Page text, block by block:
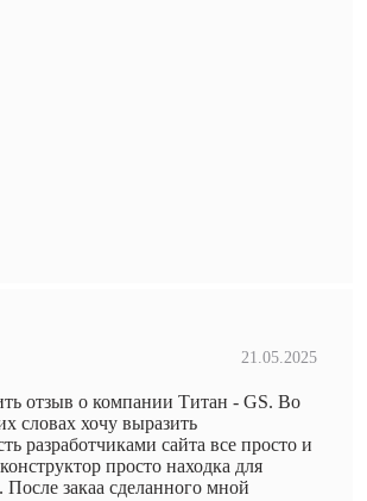
21.05.2025
отзыв о компании Титан - GS. Во
словах хочу выразить
разработчиками сайта все просто и
просто находка для
После закаа сделанного мной